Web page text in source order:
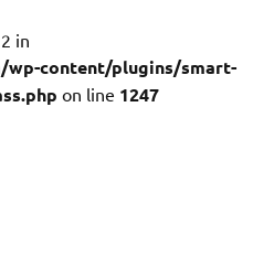
in
content/plugins/smart-
on line 1247